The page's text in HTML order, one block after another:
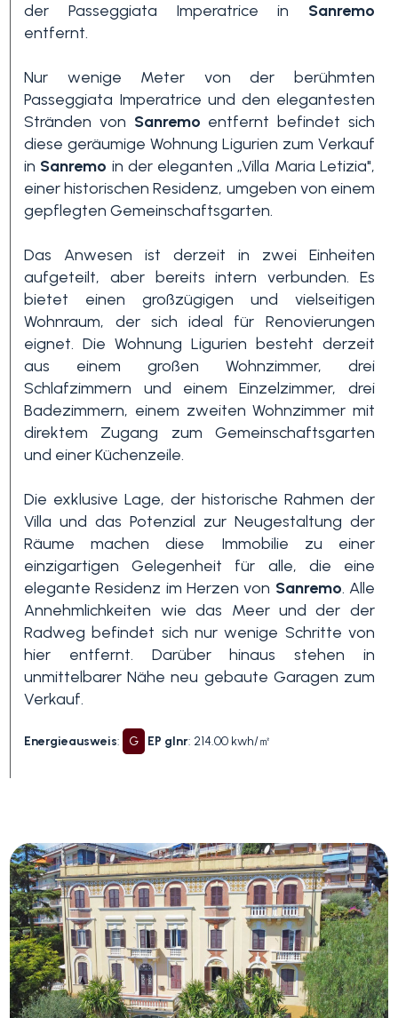
der Passeggiata Imperatrice in Sanremo
entfernt.
Nur wenige Meter von der berühmten
Passeggiata Imperatrice und den elegantesten
Stränden von Sanremo entfernt befindet sich
diese geräumige Wohnung Ligurien zum Verkauf
in Sanremo in der eleganten „Villa Maria Letizia",
einer historischen Residenz, umgeben von einem
gepflegten Gemeinschaftsgarten.
Das Anwesen ist derzeit in zwei Einheiten
aufgeteilt, aber bereits intern verbunden. Es
bietet einen großzügigen und vielseitigen
Wohnraum, der sich ideal für Renovierungen
eignet. Die Wohnung Ligurien besteht derzeit
aus einem großen Wohnzimmer, drei
Schlafzimmern und einem Einzelzimmer, drei
Badezimmern, einem zweiten Wohnzimmer mit
direktem Zugang zum Gemeinschaftsgarten
und einer Küchenzeile.
Die exklusive Lage, der historische Rahmen der
Villa und das Potenzial zur Neugestaltung der
Räume machen diese Immobilie zu einer
einzigartigen Gelegenheit für alle, die eine
elegante Residenz im Herzen von Sanremo. Alle
Annehmlichkeiten wie das Meer und der der
Radweg befindet sich nur wenige Schritte von
hier entfernt. Darüber hinaus stehen in
unmittelbarer Nähe neu gebaute Garagen zum
Verkauf.
Energieausweis: G EP glnr: 214.00 kwh/㎡
Schlafzimmer
min.
Alle
1
2
3+
Andere
Optionen
-
Mehrfachauswahl
Garten
Balkon / Terrasse
Aufzug